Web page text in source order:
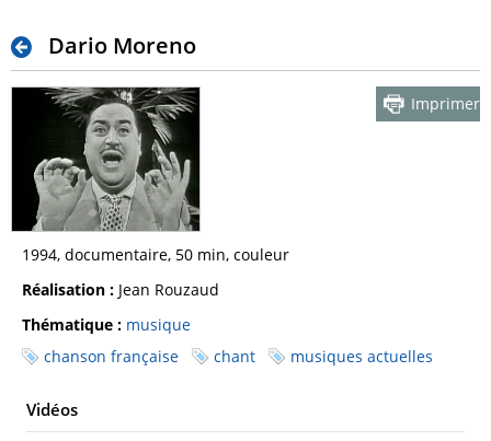
Dario Moreno
Imprimer
1994, documentaire, 50 min, couleur
Réalisation : Jean Rouzaud
Thématique : musique
chanson française
chant musiques actuelles
Vidéos